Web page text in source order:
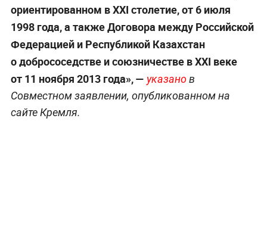
ориентированном в XXI столетие, от 6 июля
1998 года, а также Договора между Российской
Федерацией и Республикой Казахстан
о добрососедстве и союзничестве в XXI веке
от 11 ноября 2013 года», — указанов
Совместном заявлении, опубликованном на
сайте Кремля.